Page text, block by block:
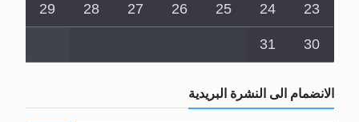
23
24
25
26
27
28
29
30
31
الانضمام الى النشرة البريدية